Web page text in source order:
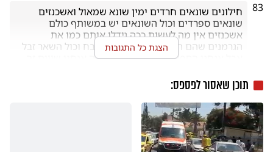
83
חוץ מגאווה להם יש המון )
שייח מיותר לגמרי 29.06.22
דברי יושר דברי אמת
שלמה 01.07.22
הצגת כל התגובות
תוכן שאסור לפספס: